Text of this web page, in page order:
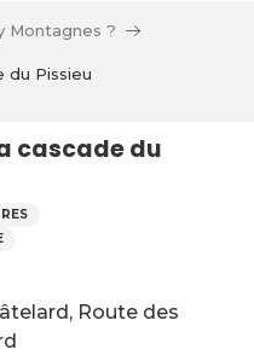
Montagnes ?
du Pissieu
cascade du
Route des